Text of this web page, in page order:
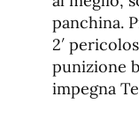
panchina.
2′
punizione
impegna